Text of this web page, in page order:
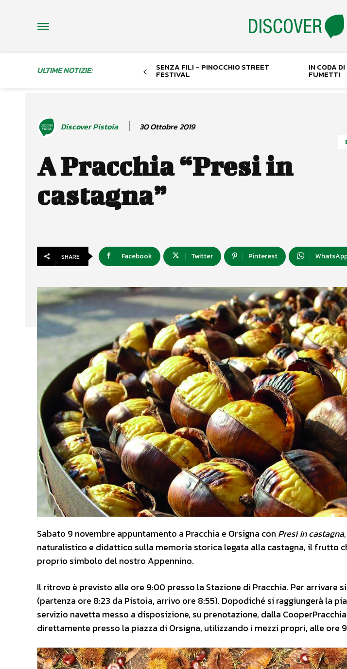
ULTIME NOTIZIE: SENZA FILI – PINOCCHIO STREET
FESTIVAL
IN CODA
FUMETTI
Discover Pistoia 30 Ottobre 2019
A Pracchia “Presi in
castagna”
SHARE Facebook Twitter Pinterest
Sabato 9 novembre appuntamento a Pracchia e Orsigna con Presi in castagna
naturalistico e didattico sulla memoria storica legata alla castagna, il frutto
proprio simbolo del nostro Appennino.
Il ritrovo è previsto alle ore 9:00 presso la Stazione di Pracchia. Per arrivare
(partenza ore 8:23 da Pistoia, arrivo ore 8:55). Dopodiché si raggiungerà la
servizio navetta messo a disposizione, su prenotazione, dalla
direttamente presso la piazza di Orsigna, utilizzando i mezzi propri, alle ore